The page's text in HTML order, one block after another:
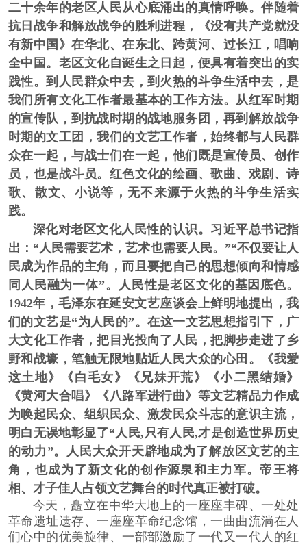
二十余年的老区人民从心底涌出的真情呼唤。伴随着
抗日战争和解放战争的胜利进程，《没有共产党就没
有新中国》在华北、在东北、跨黄河、过长江，唱响
全中国。老区文化自诞生之日起，便具有着突出的实
践性。到人民群众中去，到火热的斗争生活中去，是
我们所有文化工作者最基本的工作方法。从红军时期
的宣传队，到抗战时期的战地服务团，再到解放战争
时期的文工团，我们的文艺工作者，始终都与人民群
众在一起，与战士们在一起，他们既是宣传员、创作
员，也是战斗员。红色文化的绘画、歌曲、戏剧、诗
歌、散文、小说等，无不来源于火热的斗争生活实
践。
深化对老区文化人民性的认识。 习近平总书记指
出：“人民需要艺术，艺术也需要人民。”“不仅要让人
民成为作品的主角，而且要把自己的思想倾向和情感
同人民融为一体”。人民性是老区文化的基因底色。
1942年，毛泽东在延安文艺座谈会上鲜明地提出，我
们的文艺是“为人民的”。在这一文艺思想指引下，广
大文化工作者，把目光投向了人民，把脚步走进了乡
野和战壕，笔触无限地贴近人民大众的心田。《我爱
这土地》《白毛女》《兄妹开荒》《小二黑结婚》
《黄河大合唱》《八路军进行曲》等文艺精品力作成
为唤起民众、组织民众、激发民众斗志的意识主流，
明白无误地彰显了“人民,只有人民,才是创造世界历史
的动力”。人民大众开天辟地成为了解放区文艺的主
角，也成为了新文化的创作源泉和主力军。帝王将
相、才子佳人占领文艺舞台的时代真正被打破。
今天，矗立在中华大地上的一座座丰碑、一处处
革命遗址遗存、一座座革命纪念馆，一曲曲流淌在人
们心中的优美旋律、一部部激励了一代又一代人的红